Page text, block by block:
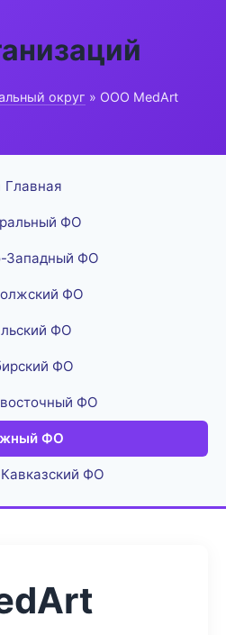
округ » ООО MedArt
Главная
ФО
Западный ФО
ФО
ФО
ФО
ФО
ФО
ФО